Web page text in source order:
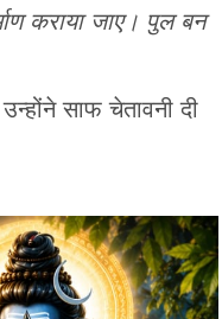
कराया जाए। पुल बन
साफ चेतावनी दी